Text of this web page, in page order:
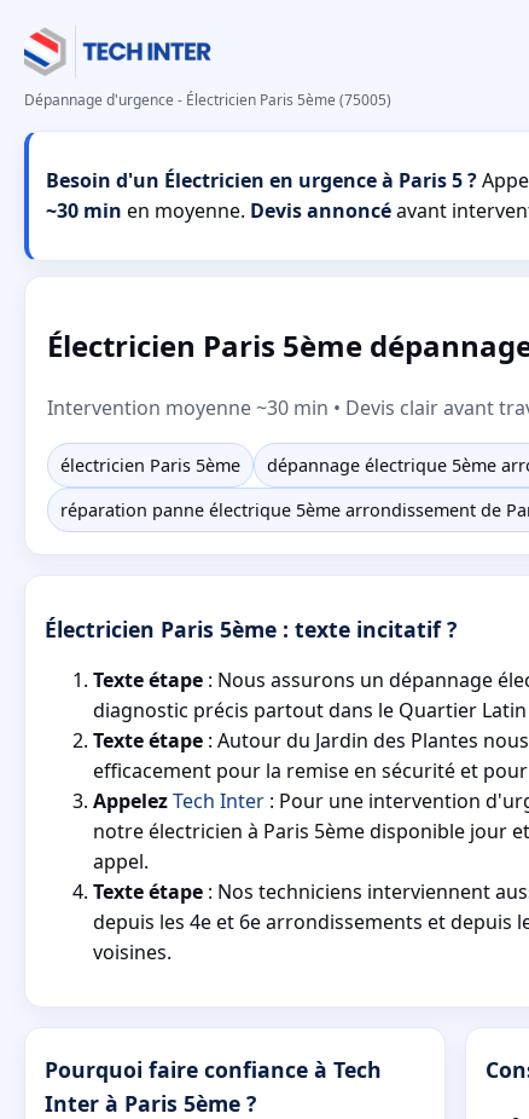
Dépannage d'urgence - Électricien Paris 5ème (75005)
Besoin d'un Électricien en urgence à Paris 5 ?
~30 min en moyenne. Devis annoncéavant
Électricien Paris 5ème
Intervention moyenne ~30 min • Devis clair avant
électricien Paris 5ème dépannage électrique 5ème
réparation panne électrique 5ème arrondissement de
Électricien Paris 5ème : texte incitatif ?
Texte étape : Nous assurons un dépannage
diagnostic précis partout dans le Quartier Latin
Texte étape : Autour du Jardin des Plantes
efficacement pour la remise en sécurité et
AppelezTech Inter : Pour une intervention
notre électricien à Paris 5ème disponible jour
appel.
Texte étape : Nos techniciens interviennent
depuis les 4e et 6e arrondissements et depuis
voisines.
Pourquoi faire confiance à Tech
Inter à Paris 5ème ?